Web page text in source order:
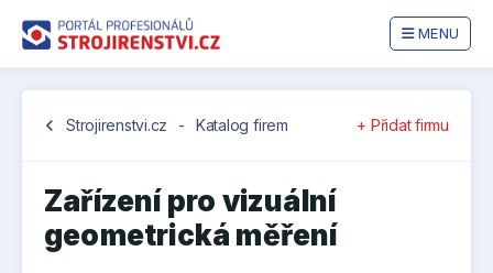
MENU
chevron_left Strojirenstvi.cz - Katalog firem + Přidat firmu
Zařízení pro vizuální
geometrická měření